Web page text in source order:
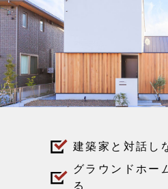
建築家と対話し
グラウンドホー
る